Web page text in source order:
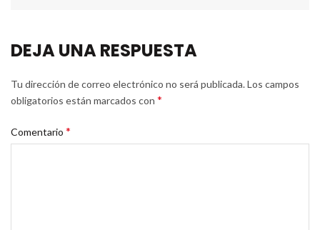
DEJA UNA RESPUESTA
Tu dirección de correo electrónico no será publicada.Los campos
obligatorios están marcados con *
Comentario *